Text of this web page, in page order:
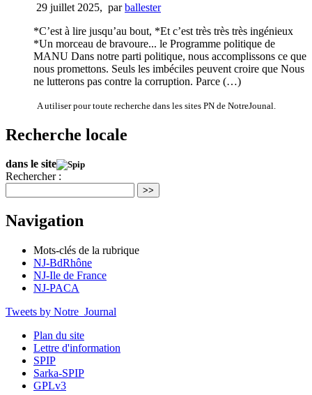
29 juillet 2025, parballester
*C’est à lire jusqu’au bout, *Et c’est très très très ingénieux
*Un morceau de bravoure... le Programme politique de
MANU Dans notre parti politique, nous accomplissons ce que
nous promettons. Seuls les imbéciles peuvent croire que Nous
ne lutterons pas contre la corruption. Parce (…)
A utiliser pour toute recherche dans les sites PN de NotreJounal.
Recherche locale
dans le site
Rechercher :
>>
Navigation
Mots-clés de la rubrique
NJ-BdRhône
NJ-Ile de France
NJ-PACA
Tweets by Notre_Journal
Plan du site
Lettre d'information
SPIP
Sarka-SPIP
GPLv3